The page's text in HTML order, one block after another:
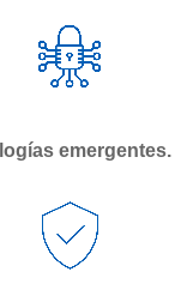
emergentes.